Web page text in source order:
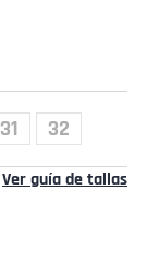
31 32
Ver guía de tallas